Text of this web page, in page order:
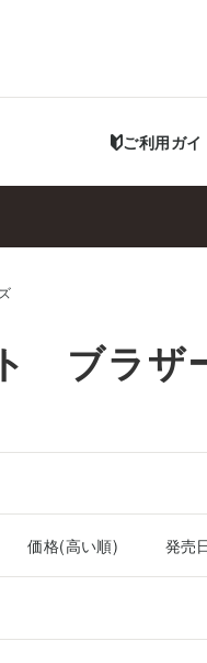
ご利用ガイ
ブラザ
価格(高い順) 発売